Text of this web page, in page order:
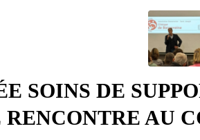
SOINS DE
RENCONTRE AU